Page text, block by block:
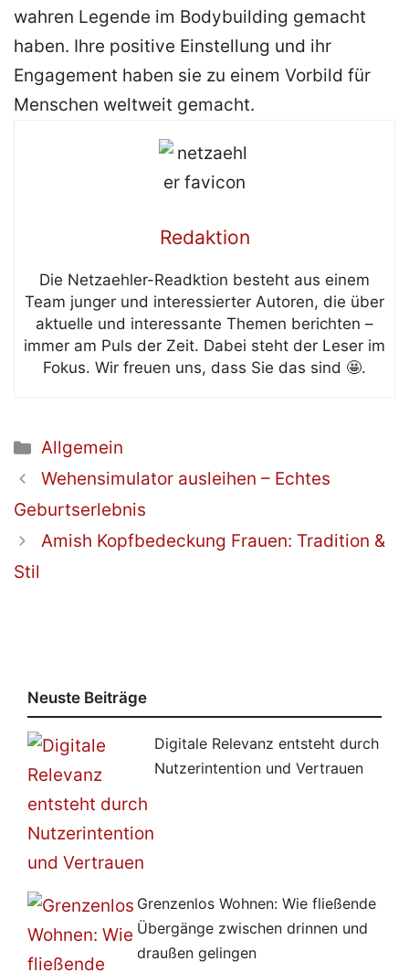
wahren Legende im Bodybuilding gemacht
haben. Ihre positive Einstellung und ihr
Engagement haben sie zu einem Vorbild für
Menschen weltweit gemacht.
Redaktion
Die Netzaehler-Readktion besteht aus einem
Team junger und interessierter Autoren, die über
aktuelle und interessante Themen berichten –
immer am Puls der Zeit. Dabei steht der Leser im
Fokus. Wir freuen uns, dass Sie das sind 🤩.
Kategorien
Allgemein
Wehensimulator ausleihen – Echtes
Geburtserlebnis
Amish Kopfbedeckung Frauen: Tradition &
Stil
Neuste Beiträge
Digitale Relevanz entsteht durch
Nutzerintention und Vertrauen
Grenzenlos Wohnen: Wie fließende
Übergänge zwischen drinnen und
draußen gelingen